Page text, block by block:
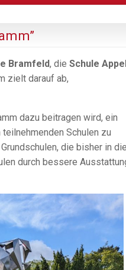
Bramfeld, die Schule
zielt darauf ab,
dazu beitragen wird, ein
Schulen zu
die bisher in
durch bessere